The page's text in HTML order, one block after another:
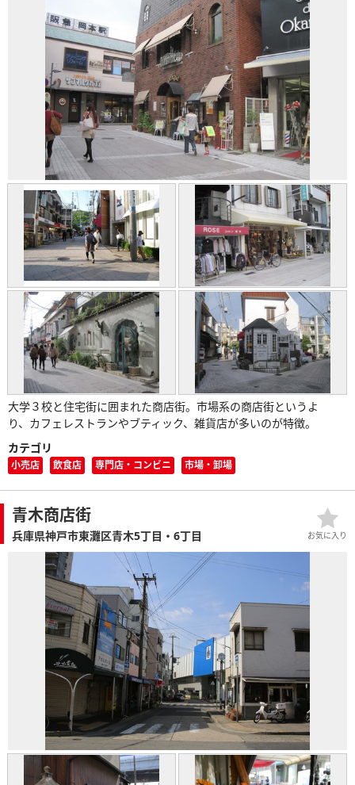
大学３校と住宅街に囲まれた商店街。市場系の商店街というよ
り、カフェレストランやブティック、雑貨店が多いのが特徴。
カテゴリ
小売店 飲食店 専門店・コンビニ 市場・卸場
青木商店街
兵庫県神戸市東灘区青木5丁目・6丁目 お気に入り